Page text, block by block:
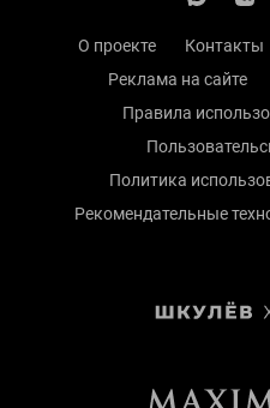
О проекте Контакты
Реклама на сайте
Правила
Политика
Рекомендательные